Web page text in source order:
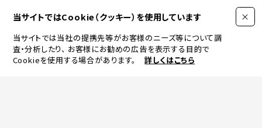
当サイトではCookie（クッキー）を使用しています
当サイトでは当社の提携先等がお客様のニーズ等について調
査・分析したり、 お客様にお勧めの広告を表示する目的で
Cookieを使用する場合があります。
詳しくはこちら